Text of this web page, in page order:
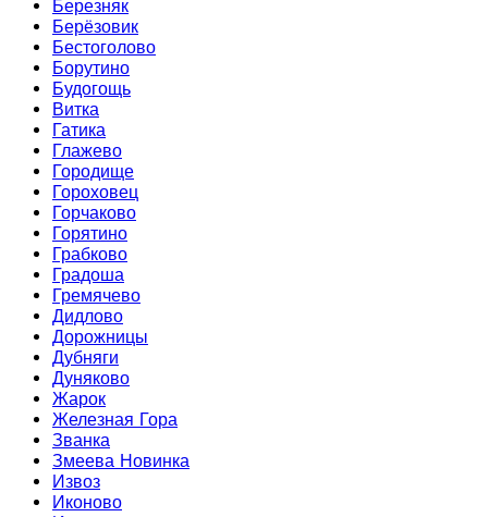
Березняк
Берёзовик
Бестоголово
Борутино
Будогощь
Витка
Гатика
Глажево
Городище
Гороховец
Горчаково
Горятино
Грабково
Градоша
Гремячево
Дидлово
Дорожницы
Дубняги
Дуняково
Жарок
Железная Гора
Званка
Змеева Новинка
Извоз
Иконово